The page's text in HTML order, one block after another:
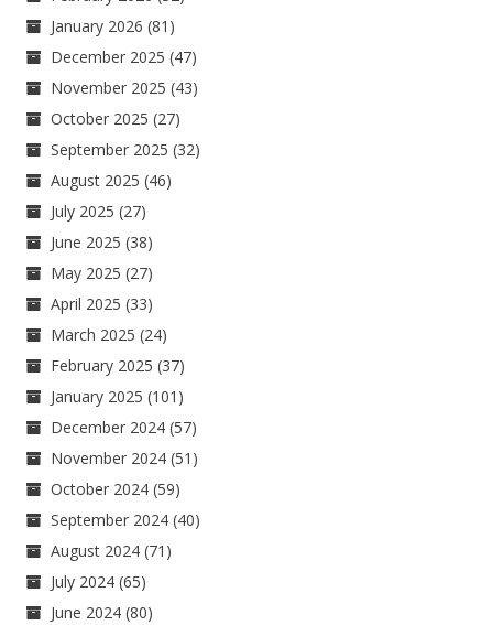
January 2026 (81)
December 2025 (47)
November 2025 (43)
October 2025 (27)
September 2025 (32)
August 2025 (46)
July 2025 (27)
June 2025 (38)
May 2025 (27)
April 2025 (33)
March 2025 (24)
February 2025 (37)
January 2025 (101)
December 2024 (57)
November 2024 (51)
October 2024 (59)
September 2024 (40)
August 2024 (71)
July 2024 (65)
June 2024 (80)